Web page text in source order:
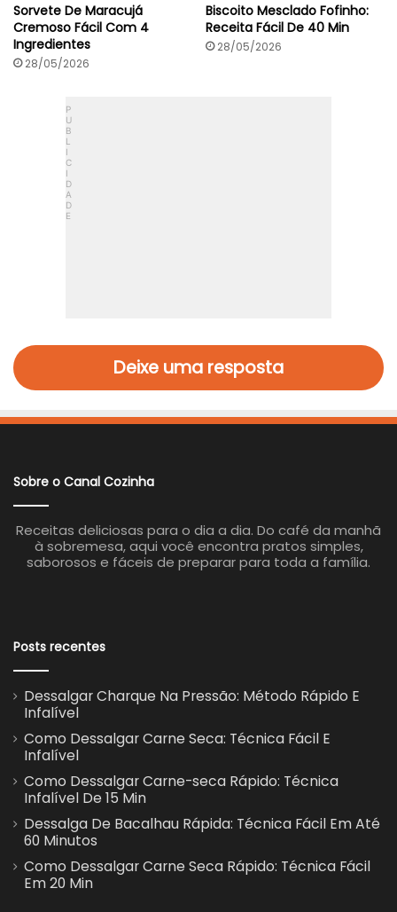
Sorvete De Maracujá
Cremoso Fácil Com 4
Ingredientes
28/05/2026
Biscoito Mesclado Fofinho:
Receita Fácil De 40 Min
28/05/2026
Deixe uma resposta
Sobre o Canal Cozinha
Receitas deliciosas para o dia a dia. Do café da manhã
à sobremesa, aqui você encontra pratos simples,
saborosos e fáceis de preparar para toda a família.
Posts recentes
Dessalgar Charque Na Pressão: Método Rápido E
Infalível
Como Dessalgar Carne Seca: Técnica Fácil E
Infalível
Como Dessalgar Carne-seca Rápido: Técnica
Infalível De 15 Min
Dessalga De Bacalhau Rápida: Técnica Fácil Em Até
60 Minutos
Como Dessalgar Carne Seca Rápido: Técnica Fácil
Em 20 Min